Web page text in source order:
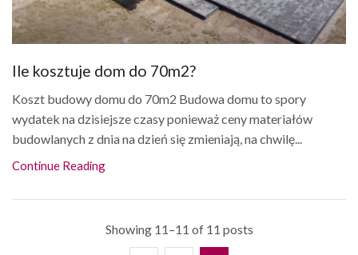
Ile kosztuje dom do 70m2?
Koszt budowy domu do 70m2 Budowa domu to spory
wydatek na dzisiejsze czasy ponieważ ceny materiałów
budowlanych z dnia na dzień się zmieniają, na chwilę...
Continue Reading
Showing 11–11 of 11 posts